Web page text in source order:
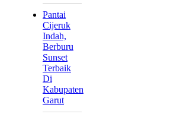
Pantai
Cijeruk
Indah,
Berburu
Sunset
Terbaik
Di
Kabupaten
Garut